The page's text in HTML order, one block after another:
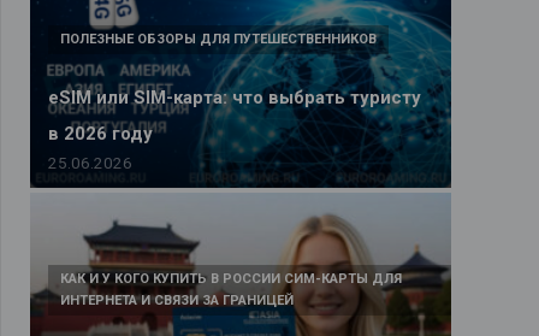
eSIM или SIM-карта: что выбрать туристу
в 2026 году
ПОЛЕЗНЫЕ ОБЗОРЫ ДЛЯ ПУТЕШЕСТВЕННИКОВ
25.06.2026
КАК И У КОГО КУПИТЬ В РОССИИ СИМ-КАРТЫ ДЛЯ
ИНТЕРНЕТА И СВЯЗИ ЗА ГРАНИЦЕЙ